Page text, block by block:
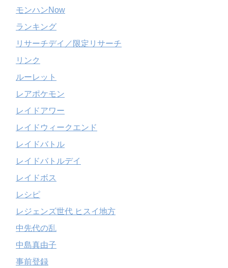
モンハンNow
ランキング
リサーチデイ／限定リサーチ
リンク
ルーレット
レアポケモン
レイドアワー
レイドウィークエンド
レイドバトル
レイドバトルデイ
レイドボス
レシピ
レジェンズ世代 ヒスイ地方
中先代の乱
中島真由子
事前登録